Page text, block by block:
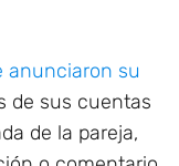
anunciaron su
de sus cuentas
de la pareja,